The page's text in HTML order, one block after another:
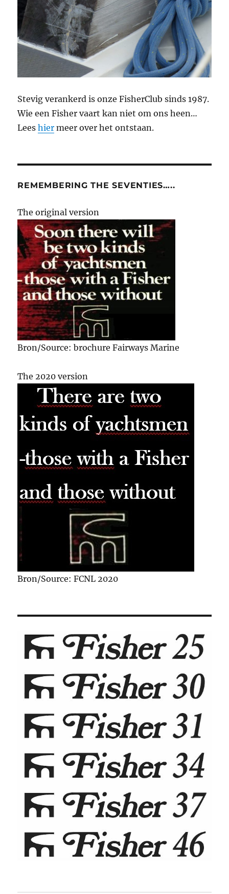
Stevig verankerd is onze FisherClub sinds 1987.
Wie een Fisher vaart kan niet om ons heen…
Leeshier meer over het ontstaan.
REMEMBERING THE SEVENTIES…..
The original version
Bron/Source: brochure Fairways Marine
The 2020 version
Bron/Source: FCNL 2020